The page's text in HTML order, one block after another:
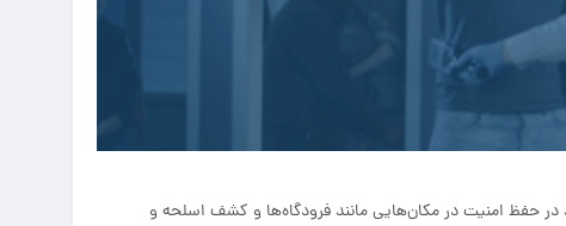
حفظ امنیت در مکان‌هایی مانند فرودگاه‌ها و کشف اسلحه و